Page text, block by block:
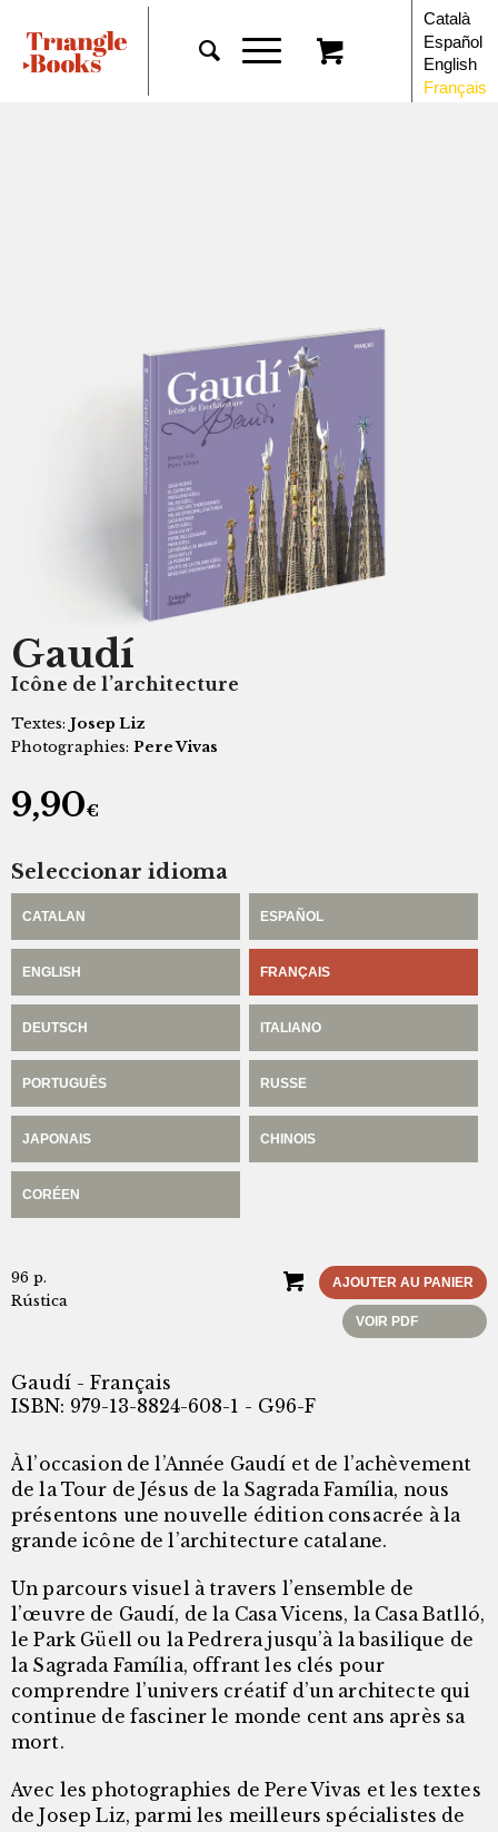
Català
Español
English
Français
Gaudí
Icône de l’architecture
Textes: Josep Liz
Photographies: Pere Vivas
9,90€
Seleccionar idioma
CATALAN ESPAÑOL
ENGLISH FRANÇAIS
DEUTSCH ITALIANO
PORTUGUÊS RUSSE
JAPONAIS CHINOIS
CORÉEN
96 p.
Rústica
AJOUTER AU PANIER
VOIR PDF
Gaudí - Français
ISBN: 979-13-8824-608-1 - G96-F
À l’occasion de l’Année Gaudí et de l’achèvement
de la Tour de Jésus de la Sagrada Família, nous
présentons une nouvelle édition consacrée à la
grande icône de l’architecture catalane.
Un parcours visuel à travers l’ensemble de
l’œuvre de Gaudí, de la Casa Vicens, la Casa Batlló,
le Park Güell ou la Pedrera jusqu’à la basilique de
la Sagrada Família, offrant les clés pour
comprendre l’univers créatif d’un architecte qui
continue de fasciner le monde cent ans après sa
mort.
Avec les photographies de Pere Vivas et les textes
de Josep Liz, parmi les meilleurs spécialistes de